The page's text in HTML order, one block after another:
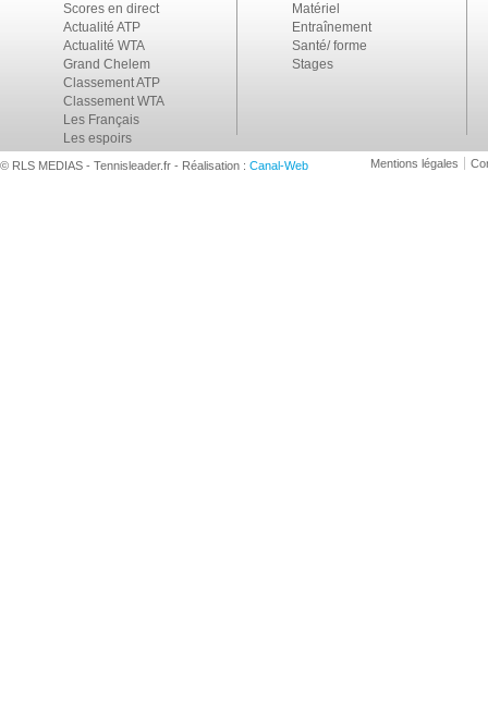
Scores en direct
Actualité ATP
Actualité WTA
Grand Chelem
Classement ATP
Classement WTA
Les Français
Les espoirs
Matériel
Entraînement
Santé/ forme
Stages
© RLS MEDIAS - Tennisleader.fr - Réalisation : Canal-Web Mentions légales